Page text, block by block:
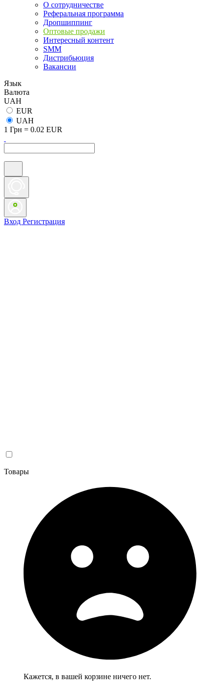
О сотрудничестве
Реферальная программа
Дропшиппинг
Оптовые продажи
Интересный контент
SMM
Дистрибьюция
Вакансии
Язык
Валюта
UAH
EUR
UAH
1 Грн = 0.02 EUR
Вход Регистрация
Товары
Кажется, в вашей корзине ничего нет.